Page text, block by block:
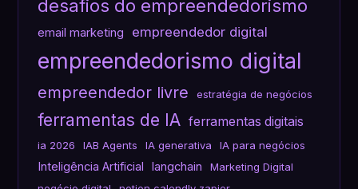
desafios do empreendedorismo
email marketing empreendedor digital
empreendedorismo digital
empreendedor livre estratégia de negócios
ferramentas de IA ferramentas digitais
ia 2026 IAB Agents IA generativa IA para negócios
Inteligência Artificial langchain
Marketing Digital